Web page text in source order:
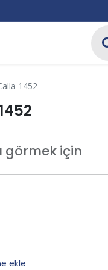
1452
görmek için
ekle